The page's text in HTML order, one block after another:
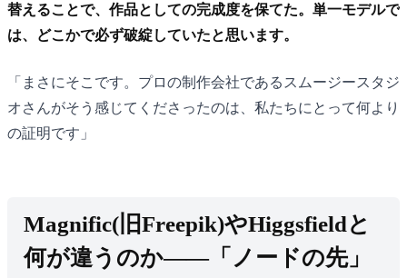
替えることで、作品としての完成度を保てた。単一モデルで
は、どこかで必ず破綻していたと思います。
「まさにそこです。プロの制作会社であるスムージースタジ
オさんがそう感じてくださったのは、私たちにとって何より
の証明です」
Magnific(旧Freepik)やHiggsfieldと
何が違うのか——「ノードの先」